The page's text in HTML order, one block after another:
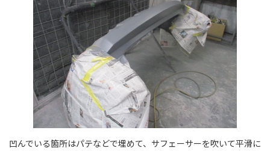
凹んでいる箇所はパテなどで埋めて、サフェーサーを吹いて平滑に